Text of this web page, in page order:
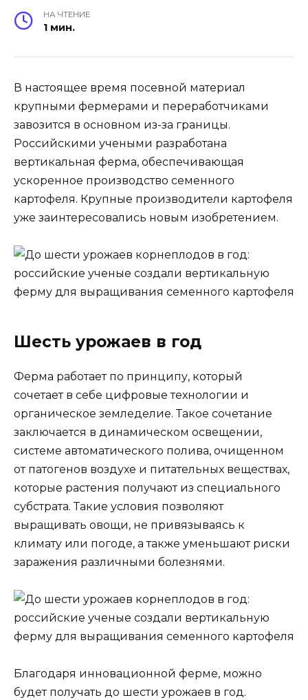
НА ЧТЕНИЕ
1 мин.
В настоящее время посевной материал
крупными фермерами и переработчиками
завозится в основном из-за границы.
Российскими учеными разработана
вертикальная ферма, обеспечивающая
ускоренное производство семенного
картофеля. Крупные производители картофеля
уже заинтересовались новым изобретением.
Шесть урожаев в год
Ферма работает по принципу, который
сочетает в себе цифровые технологии и
органическое земледелие. Такое сочетание
заключается в динамическом освещении,
системе автоматического полива, очищенном
от патогенов воздухе и питательных веществах,
которые растения получают из специального
субстрата. Такие условия позволяют
выращивать овощи, не привязываясь к
климату или погоде, а также уменьшают риски
заражения различными болезнями.
Благодаря инновационной ферме, можно
будет получать до шести урожаев в год.